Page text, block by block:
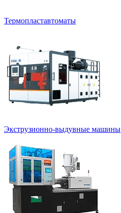
Термопластавтоматы
Экструзионно-выдувные машины